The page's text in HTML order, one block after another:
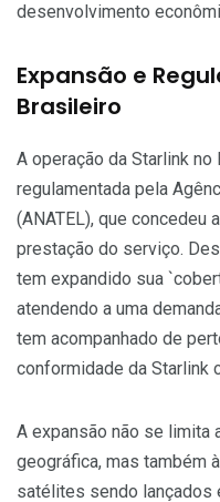
desenvolvimento
Expansão e
Brasileiro
A operação da Starlink
regulamentada pela
(ANATEL), que concedeu
prestação do serviço.
tem expandido sua
atendendo a uma
tem acompanhado de
conformidade da Starlink
A expansão não se limita
geográfica, mas também
satélites sendo